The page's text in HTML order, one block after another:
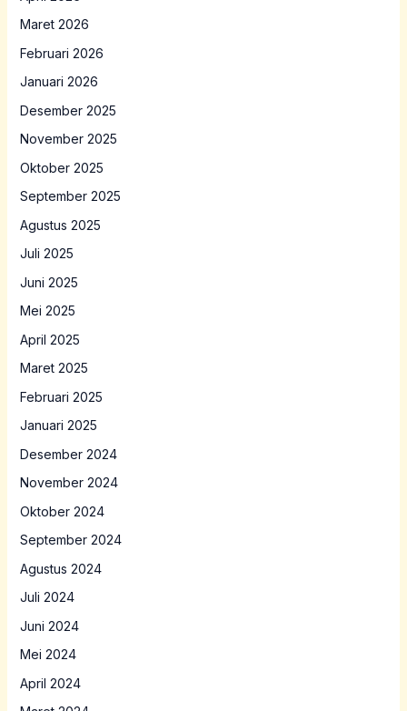
Maret 2026
Februari 2026
Januari 2026
Desember 2025
November 2025
Oktober 2025
September 2025
Agustus 2025
Juli 2025
Juni 2025
Mei 2025
April 2025
Maret 2025
Februari 2025
Januari 2025
Desember 2024
November 2024
Oktober 2024
September 2024
Agustus 2024
Juli 2024
Juni 2024
Mei 2024
April 2024